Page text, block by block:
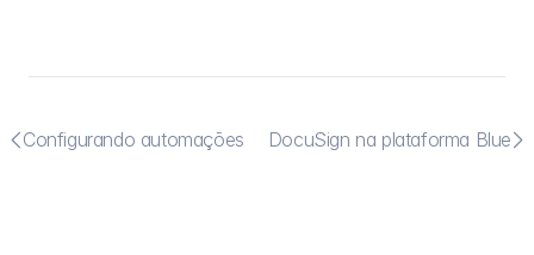
Configurando automações DocuSign na plataforma Blue